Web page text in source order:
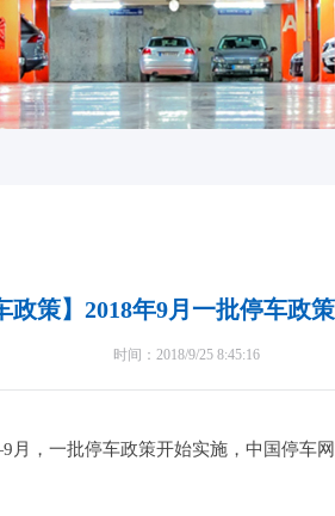
政策】2018年9月一批停车政
时间：2018/9/25 8:45:16
一批停车政策开始实施，中国停车